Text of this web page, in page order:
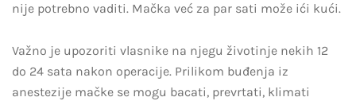
nije potrebno vaditi. Mačka već za par sati može ići kući.
Važno je upozoriti vlasnike na njegu životinje nekih 12
do 24 sata nakon operacije. Prilikom buđenja iz
anestezije mačke se mogu bacati, prevrtati, klimati